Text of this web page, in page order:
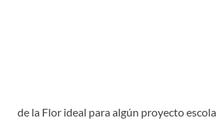
de la Flor ideal para algún proyecto